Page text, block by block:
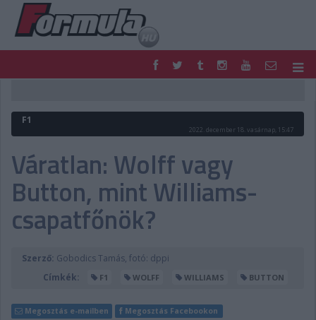
FORMULA
MOTOR
HAZAI
PODCAST
SHOP
LIVE
TIPPJÁTÉK
DIGITÁLIS MAGAZIN
PONTÁLLÁSOK
VERSENYNAPTÁRAK
F1
2022. december 18. vasárnap, 15:47
Váratlan: Wolff vagy
Button, mint Williams-
csapatfőnök?
Szerző: Gobodics Tamás, fotó: dppi
Címkék:
F1 WOLFF WILLIAMS BUTTON
Megosztás e-mailben Megosztás Facebookon